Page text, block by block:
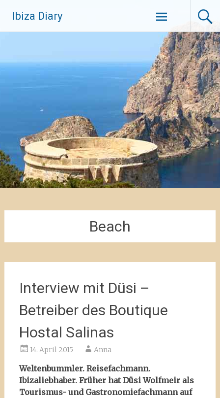
Inhalt
springen
Ibiza Diary
Beach
Interview mit Düsi –
Betreiber des Boutique
Hostal Salinas
14. April 2015 Anna
Weltenbummler. Reisefachmann.
Ibizaliebhaber. Früher hat Düsi Wolfmeir als
Tourismus- und Gastronomiefachmann auf